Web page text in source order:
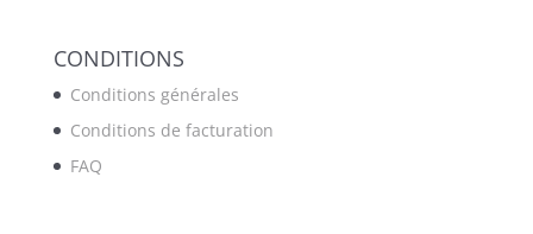
CONDITIONS
Conditions générales
Conditions de facturation
FAQ